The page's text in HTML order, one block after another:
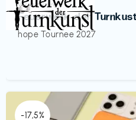
Veranstaltung
Feuerwerk der Turnkust
hope Tournee 2027
€€‎
-17,5%